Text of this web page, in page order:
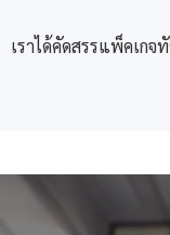
เราได้คัดสรรแพ็คเก